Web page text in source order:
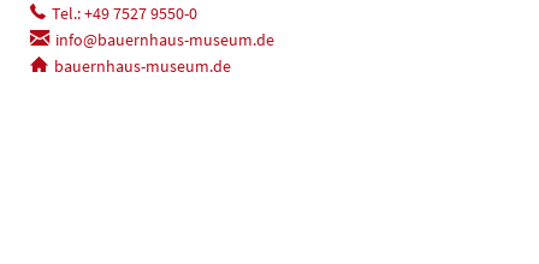
Tel.: +49 7527 9550-0
info@bauernhaus-museum.de
bauernhaus-museum.de